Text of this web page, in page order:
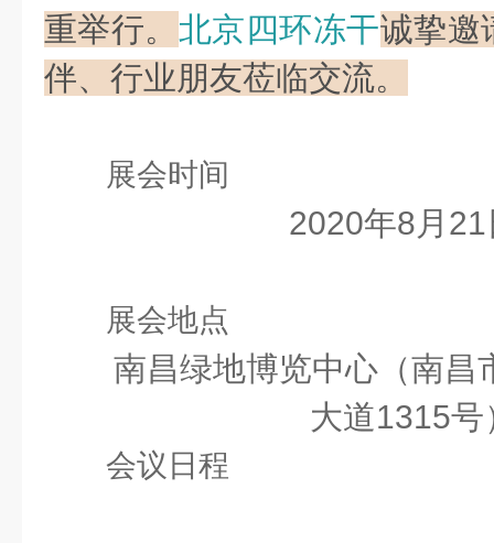
重举行。 北京四环冻干诚挚邀
伴、行业朋友莅临交流。
展会时间
2020年8月
展会地点
南昌绿地博览中心（南昌
大道1315号
会议日程